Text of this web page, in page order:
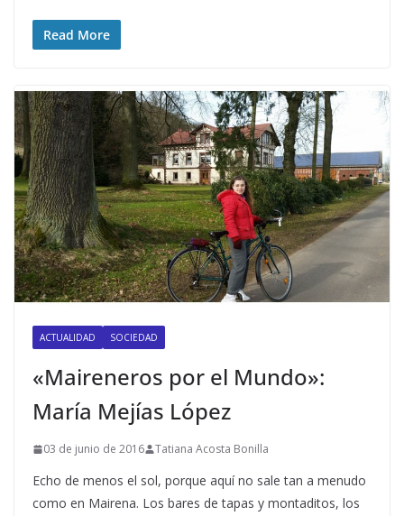
Read More
ACTUALIDAD SOCIEDAD
«Maireneros por el Mundo»:
María Mejías López
03 de junio de 2016 Tatiana Acosta Bonilla
Echo de menos el sol, porque aquí no sale tan a menudo
como en Mairena. Los bares de tapas y montaditos, los